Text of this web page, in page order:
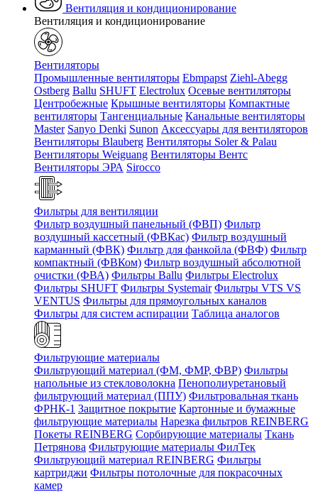
Вентиляция и кондиционирование
Вентиляция и кондиционирование
Вентиляторы
Промышленные вентиляторы Ebmpapst Ziehl-Abegg
Ostberg Ballu SHUFT Electrolux Осевые вентиляторы
Центробежные Крышные вентиляторы Компактные
вентиляторы Тангенциальные Канальные вентиляторы
Master Sanyo Denki Sunon Аксессуары для вентиляторов
Вентиляторы Blauberg Вентиляторы Soler & Palau
Вентиляторы Weiguang Вентиляторы Вентс
Вентиляторы ЭРА Sirocco
Фильтры для вентиляции
Фильтр воздушный панельный (ФВП) Фильтр
воздушный кассетный (ФВКас) Фильтр воздушный
карманный (ФВК) Фильтр для фанкойла (ФВФ) Фильтр
компактный (ФВКом) Фильтр воздушный абсолютной
очистки (ФВА) Фильтры Ballu Фильтры Electrolux
Фильтры SHUFT Фильтры Systemair Фильтры VTS VS
VENTUS Фильтры для прямоугольных каналов
Фильтры для систем аспирации Таблица аналогов
Фильтрующие материалы
Фильтрующий материал (ФМ, ФМР, ФВР) Фильтры
напольные из стекловолокна Пенополиуретановый
фильтрующий материал (ППУ) Фильтровальная ткань
ФРНК-1 Защитное покрытие Картонные и бумажные
фильтрующие материалы Нарезка фильтров REINBERG
Покеты REINBERG Сорбирующие материалы Ткань
Петрянова Фильтрующие материалы ФилТек
Фильтрующий материал REINBERG Фильтры
картриджи Фильтры потолочные для покрасочных
камер